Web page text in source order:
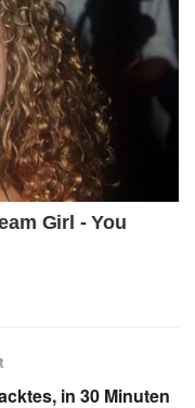
in 30 Minuten